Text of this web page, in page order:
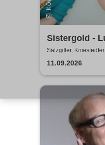
Sistergold -
Salzgitter,
11.09.2026